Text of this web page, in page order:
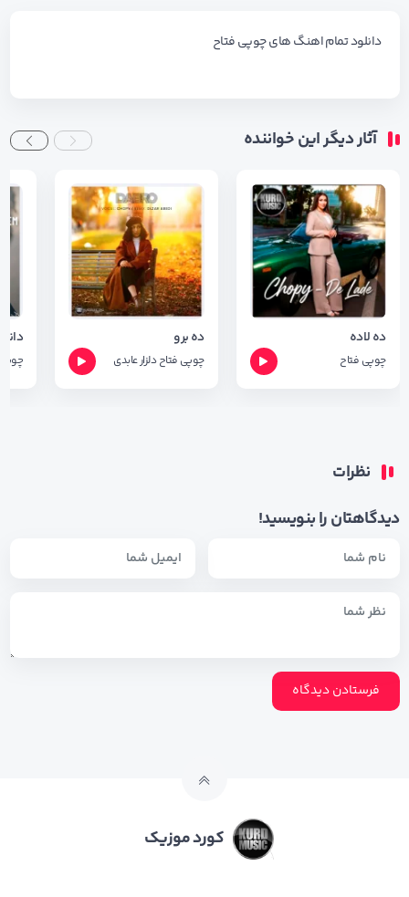
دانلود تمام اهنگ هایچوپی فتاح
آثار دیگر این خواننده
ده لاده
چوپی فتاح
ده برو
چوپی فتاحدلزار عابدی
نظرات
دیدگاهتان را بنویسید!
کورد موزیک